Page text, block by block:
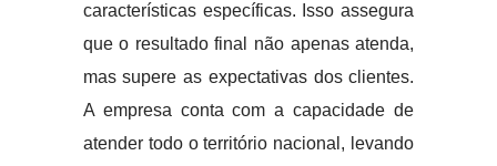
características específicas. Isso assegura
que o resultado final não apenas atenda,
mas supere as expectativas dos clientes.
A empresa conta com a capacidade de
atender todo o território nacional, levando